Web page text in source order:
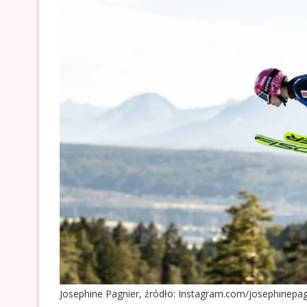
Josephine Pagnier, źródło: Instagram.com/